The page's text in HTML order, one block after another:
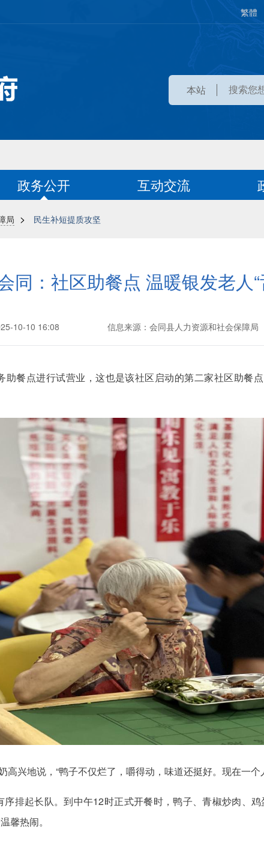
繁體
本站
政务公开 互动交流
局 > 民生补短提质攻坚
同：社区助餐点 温暖银发老人“
10-10 16:08 信息来源：会同县人力资源和社会保障局
餐点进行试营业，这也是该社区启动的第二家社区助餐
高兴地说，“鸭子不仅烂了，嚼得动，味道还挺好。现在一
排起长队。到中午12时正式开餐时，鸭子、青椒炒肉、
馨热闹。